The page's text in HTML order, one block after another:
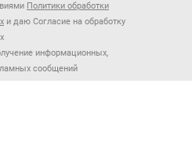
Политики обработки
и даю Согласие на обработку
информационных,
сообщений